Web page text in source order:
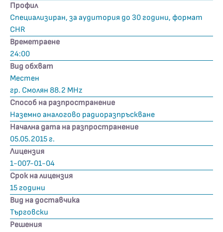
Профил
Специализиран, за аудитория до 30 години, формат
CHR
Времетраене
24:00
Вид обхват
Местен
гр. Смолян 88.2 MHz
Способ на разпространение
Наземно аналогово радиоразпръскване
Начална дата на разпространение
05.05.2015 г.
Лицензия
1-007-01-04
Срок на лицензия
15 години
Вид на доставчика
Търговски
Решения